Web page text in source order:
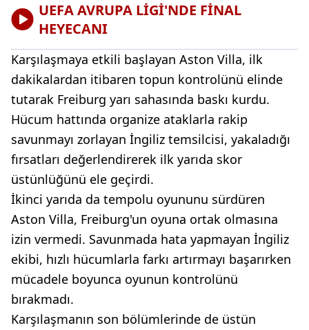
UEFA AVRUPA LİGİ'NDE FİNAL
HEYECANI
Karşılaşmaya etkili başlayan Aston Villa, ilk
dakikalardan itibaren topun kontrolünü elinde
tutarak Freiburg yarı sahasında baskı kurdu.
Hücum hattında organize ataklarla rakip
savunmayı zorlayan İngiliz temsilcisi, yakaladığı
fırsatları değerlendirerek ilk yarıda skor
üstünlüğünü ele geçirdi.
İkinci yarıda da tempolu oyununu sürdüren
Aston Villa, Freiburg'un oyuna ortak olmasına
izin vermedi. Savunmada hata yapmayan İngiliz
ekibi, hızlı hücumlarla farkı artırmayı başarırken
mücadele boyunca oyunun kontrolünü
bırakmadı.
Karşılaşmanın son bölümlerinde de üstün